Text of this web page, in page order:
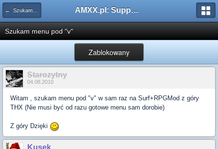
← Szukam pluginu AMXX.pl: Support AMX Mod X i SourceMod
Szukam menu pod "v"
Zablokowany
Starozytny
04.08.2010
Witam , szukam menu pod "v" w sam raz na Surf+RPGMod z góry
THX (Nie musi być od razu gotowe menu sam dorobie)
Z góry Dzięki
Kusek